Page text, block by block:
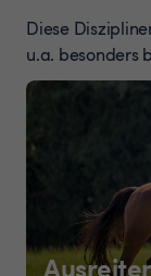
Diese
u.a. besonders